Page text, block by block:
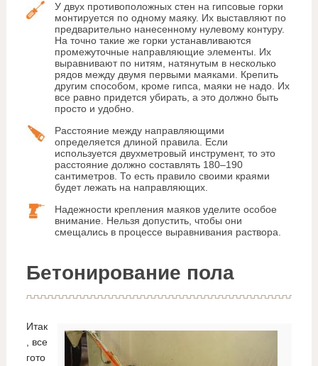
У двух противоположных стен на гипсовые горки
монтируется по одному маяку. Их выставляют по
предварительно нанесенному нулевому контуру.
На точно такие же горки устанавливаются
промежуточные направляющие элементы. Их
выравнивают по нитям, натянутым в несколько
рядов между двумя первыми маяками. Крепить
другим способом, кроме гипса, маяки не надо. Их
все равно придется убирать, а это должно быть
просто и удобно.
Расстояние между направляющими
определяется длиной правила. Если
используется двухметровый инструмент, то это
расстояние должно составлять 180–190
сантиметров. То есть правило своими краями
будет лежать на направляющих.
Надежности крепления маяков уделите особое
внимание. Нельзя допустить, чтобы они
смещались в процессе выравнивания раствора.
Бетонирование пола
Итак
, все
гото